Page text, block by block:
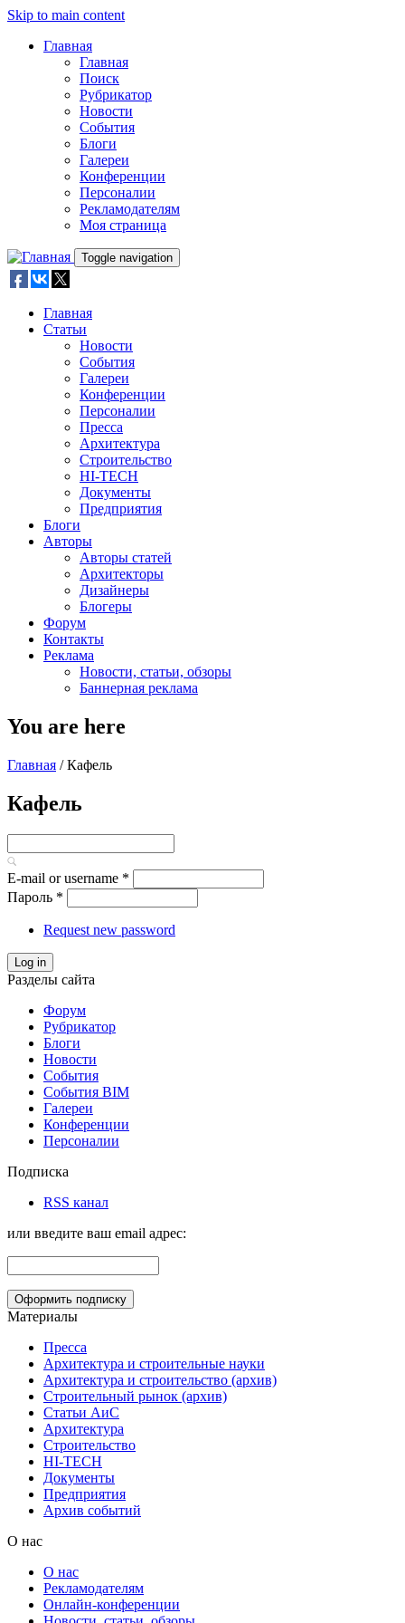
Skip to main content
Главная
Главная
Поиск
Рубрикатор
Новости
События
Блоги
Галереи
Конференции
Персоналии
Рекламодателям
Моя страница
Toggle navigation
Главная
Статьи
Новости
События
Галереи
Конференции
Персоналии
Пресса
Архитектура
Строительство
HI-TECH
Документы
Предприятия
Блоги
Авторы
Авторы статей
Архитекторы
Дизайнеры
Блогеры
Форум
Контакты
Реклама
Новости, статьи, обзоры
Баннерная реклама
You are here
Главная / Кафель
Кафель
E-mail or username *
Пароль *
Request new password
Log in
Разделы сайта
Форум
Рубрикатор
Блоги
Новости
События
События BIM
Галереи
Конференции
Персоналии
Подписка
RSS канал
или введите ваш email адрес:
Материалы
Пресса
Архитектура и строительные науки
Архитектура и строительство (архив)
Строительный рынок (архив)
Статьи АиС
Архитектура
Строительство
HI-TECH
Документы
Предприятия
Архив событий
О нас
О нас
Рекламодателям
Онлайн-конференции